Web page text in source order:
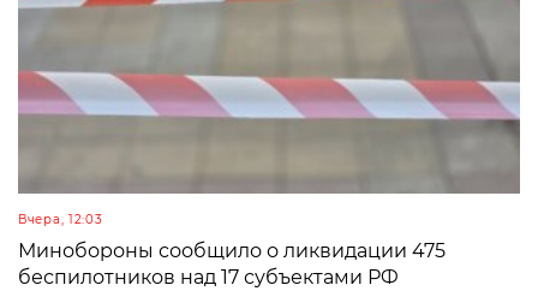
Вчера, 12:03
Минобороны сообщило о ликвидации 475
беспилотников над 17 субъектами РФ